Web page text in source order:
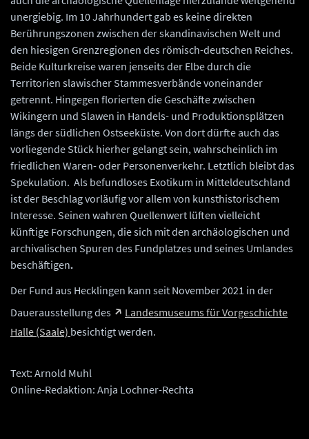
unergiebig. Im 10 Jahrhundert gab es keine direkten
Berührungszonen zwischen der skandinavischen Welt und
den hiesigen Grenzregionen des römisch-deutschen Reiches.
Beide Kulturkreise waren jenseits der Elbe durch die
Territorien slawischer Stammesverbände voneinander
getrennt. Hingegen florierten die Geschäfte zwischen
Wikingern und Slawen in Handels- und Produktionsplätzen
längs der südlichen Ostseeküste. Von dort dürfte auch das
vorliegende Stück hierher gelangt sein, wahrscheinlich im
friedlichen Waren- oder Personenverkehr. Letztlich bleibt das
Spekulation. Als befundloses Exotikum in Mitteldeutschland
ist der Beschlag vorläufig vor allem von kunsthistorischem
Interesse. Seinen wahren Quellenwert lüften vielleicht
künftige Forschungen, die sich mit den archäologischen und
archivalischen Spuren des Fundplatzes und seines Umlandes
beschäftigen.
Der Fund aus Hecklingen kann seit November 2021 in der
Dauerausstellung des
Landesmuseums für Vorgeschichte
Halle (Saale) besichtigt werden.
Text: Arnold Muhl
Online-Redaktion: Anja Lochner-Rechta